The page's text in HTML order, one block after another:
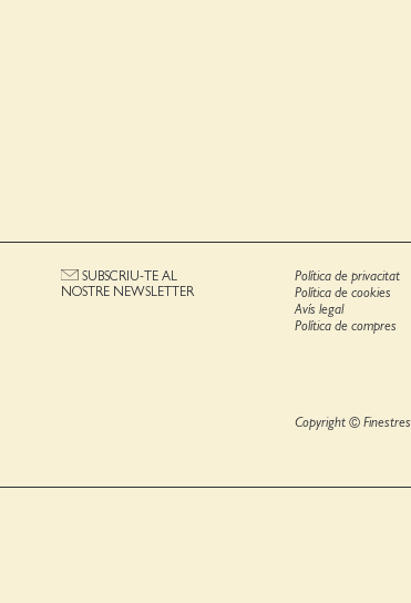
SUBSCRIU-TE AL
NOSTRE NEWSLETTER
Política de privacitat
Política de cookies
Avís legal
Política de compres
Copyright © Finestres